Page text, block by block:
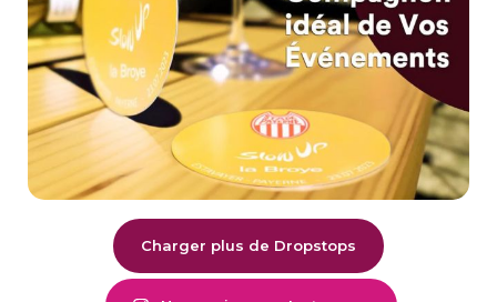
Charger plus de Dropstops